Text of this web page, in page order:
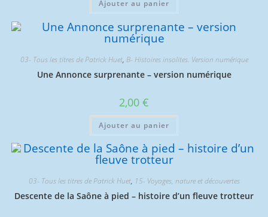
Ajouter au panier
03- Tous les titres de Patrick Huet, B- Histoires insolites. Version numérique
Une Annonce surprenante – version numérique
2,00 €
Ajouter au panier
03- Tous les titres de Patrick Huet, 15- Voyages, nature et découvertes
Descente de la Saône à pied – histoire d’un fleuve trotteur